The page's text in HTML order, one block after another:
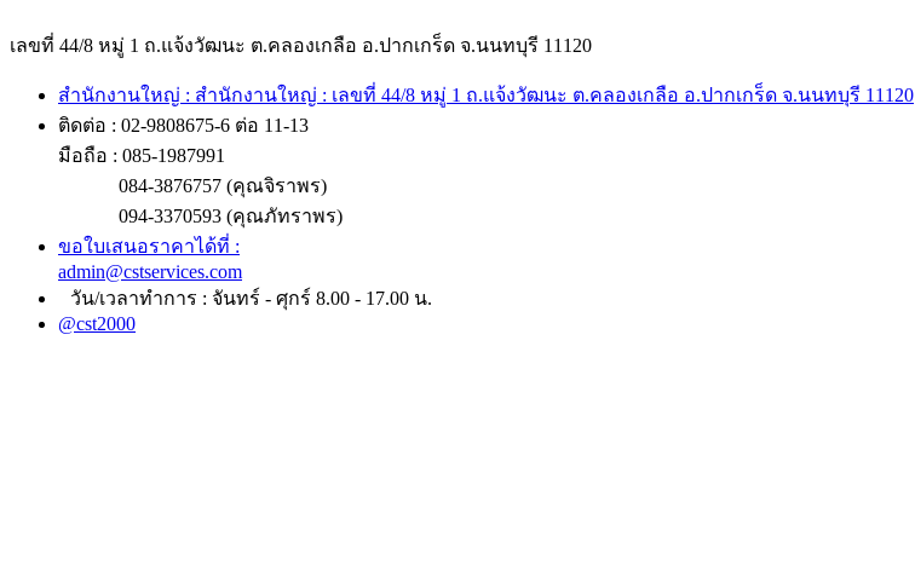
เลขที่ 44/8 หมู่ 1 ถ.แจ้งวัฒนะ ต.คลองเกลือ อ.ปากเกร็ด จ.นนทบุรี 11120
สำนักงานใหญ่ : สำนักงานใหญ่ : เลขที่ 44/8 หมู่ 1 ถ.แจ้งวัฒนะ ต.คลองเกลือ อ.ปากเกร็ด จ.นนทบุรี 11120
ติดต่อ : 02-9808675-6 ต่อ 11-13
มือถือ : 085-1987991
084-3876757 (คุณจิราพร)
094-3370593 (คุณภัทราพร)
ขอใบเสนอราคาได้ที่ :
admin@cstservices.com
วัน/เวลาทำการ : จันทร์ - ศุกร์ 8.00 - 17.00 น.
@cst2000